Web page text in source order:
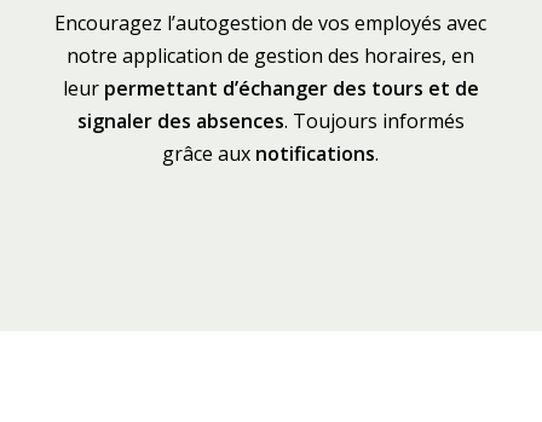
Encouragez l’autogestion de vos employés avec
notre application de gestion des horaires, en
leur permettant d’échanger des tours et de
signaler des absences. Toujours informés
grâce aux notifications.